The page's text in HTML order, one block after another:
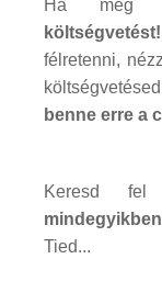
Ha még
költségvetést!
félretenni,
benne erre a
Keresd
Tied...